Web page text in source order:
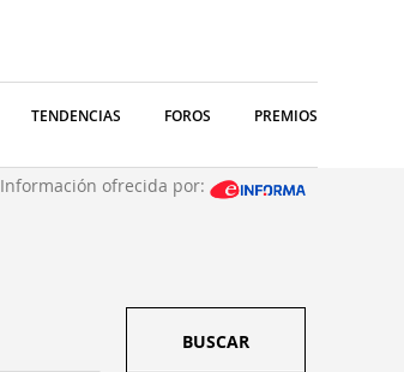
TENDENCIAS FOROS PREMIOS
Información ofrecida por:
BUSCAR